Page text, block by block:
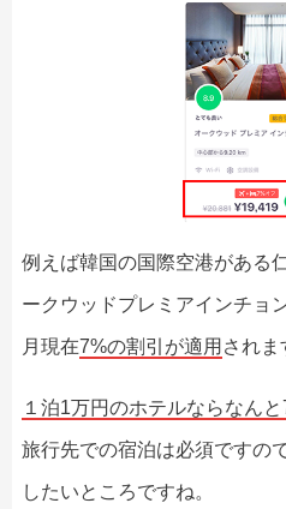
例えば韓国の国際空港がある
ークウッドプレミアインチョ
月現在7%の割引が適用 されま
１泊1万円のホテルならなん
旅行先での宿泊は必須ですの
したいところですね。